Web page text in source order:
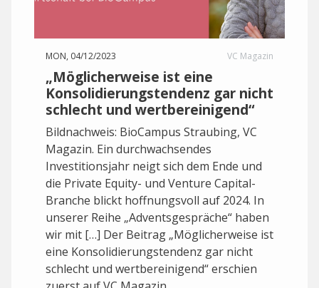
MON, 04/12/2023 VC Magazin
„Möglicherweise ist eine
Konsolidierungstendenz gar nicht
schlecht und wertbereinigend“
Bildnachweis: BioCampus Straubing, VC
Magazin. Ein durchwachsendes
Investitionsjahr neigt sich dem Ende und
die Private Equity- und Venture Capital-
Branche blickt hoffnungsvoll auf 2024. In
unserer Reihe „Adventsgespräche“ haben
wir mit […] Der Beitrag „Möglicherweise ist
eine Konsolidierungstendenz gar nicht
schlecht und wertbereinigend“ erschien